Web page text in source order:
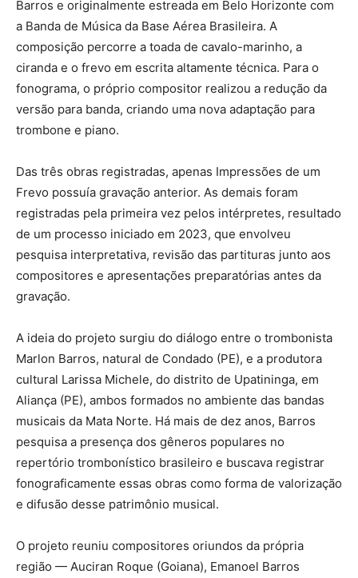
Barros e originalmente estreada em Belo Horizonte com
a Banda de Música da Base Aérea Brasileira. A
composição percorre a toada de cavalo-marinho, a
ciranda e o frevo em escrita altamente técnica. Para o
fonograma, o próprio compositor realizou a redução da
versão para banda, criando uma nova adaptação para
trombone e piano.
Das três obras registradas, apenas Impressões de um
Frevo possuía gravação anterior. As demais foram
registradas pela primeira vez pelos intérpretes, resultado
de um processo iniciado em 2023, que envolveu
pesquisa interpretativa, revisão das partituras junto aos
compositores e apresentações preparatórias antes da
gravação.
A ideia do projeto surgiu do diálogo entre o trombonista
Marlon Barros, natural de Condado (PE), e a produtora
cultural Larissa Michele, do distrito de Upatininga, em
Aliança (PE), ambos formados no ambiente das bandas
musicais da Mata Norte. Há mais de dez anos, Barros
pesquisa a presença dos gêneros populares no
repertório trombonístico brasileiro e buscava registrar
fonograficamente essas obras como forma de valorização
e difusão desse patrimônio musical.
O projeto reuniu compositores oriundos da própria
região — Auciran Roque (Goiana), Emanoel Barros